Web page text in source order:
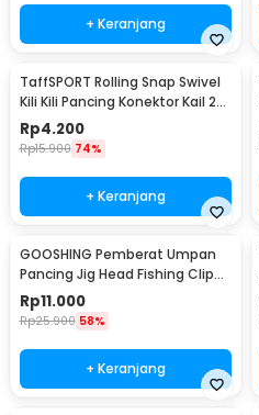
+ Keranjang
TaffSPORT Rolling Snap Swivel
Kili Kili Pancing Konektor Kail 2
10 PCS - S20
Rp4.200
Rp15.900 74%
+ Keranjang
GOOSHING Pemberat Umpan
Pancing Jig Head Fishing Clip
0.2-2g 106 PCS
Rp11.000
Rp25.900 58%
+ Keranjang